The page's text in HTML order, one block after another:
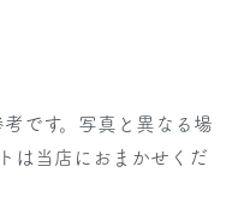
です。写真と異なる場
は当店におまかせくだ